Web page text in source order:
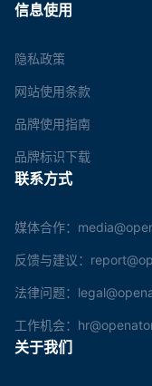
信息使用
隐私政策
网站使用条款
品牌使用指南
品牌标识下载
联系方式
媒体合作：
反馈与建议：
法律问题：
工作机会：
关于我们